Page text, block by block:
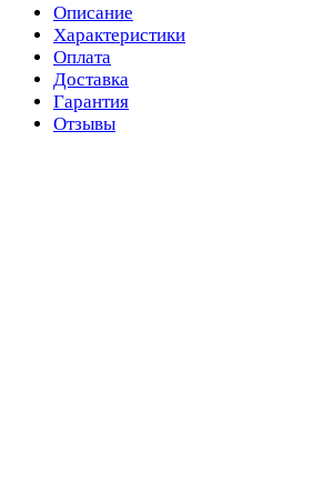
Описание
Характеристики
Оплата
Доставка
Гарантия
Отзывы